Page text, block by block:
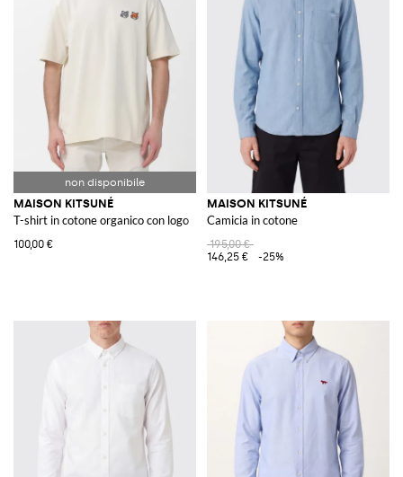
MAISON KITSUNÉ
T-shirt in cotone organico con logo
100,00 €
MAISON KITSUNÉ
Camicia in cotone
195,00 €
146,25 €
-25%